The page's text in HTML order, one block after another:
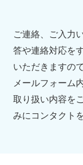
ご連絡、ご入力
答や連絡対応を
いただきますの
メールフォーム
取り扱い内容を
みにコンタクト